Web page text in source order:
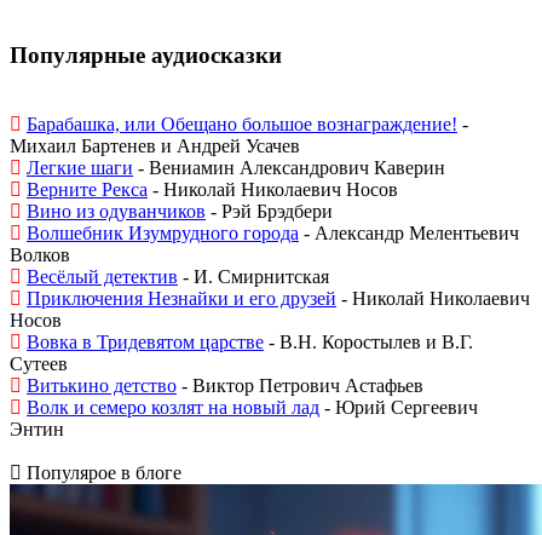
Популярные аудиосказки
Барабашка, или Обещано большое вознаграждение! -
Михаил Бартенев и Андрей Усачев
Легкие шаги - Вениамин Александрович Каверин
Верните Рекса - Николай Николаевич Носов
Вино из одуванчиков - Рэй Брэдбери
Волшебник Изумрудного города - Александр Мелентьевич
Волков
Весёлый детектив - И. Смирнитская
Приключения Незнайки и его друзей - Николай Николаевич
Носов
Вовка в Тридевятом царстве - В.Н. Коростылев и В.Г.
Сутеев
Витькино детство - Виктор Петрович Астафьев
Волк и семеро козлят на новый лад - Юрий Сергеевич
Энтин
Популярое в блоге